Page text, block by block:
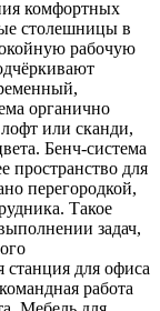
комфортных
столешницы в
рабочую
органично
или сканди,
Бенч-система
пространство для
перегородкой,
Такое
задач,
станция для офиса
работа